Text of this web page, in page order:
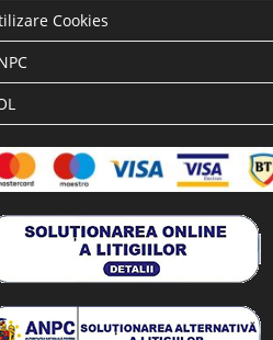
36.30lei 14.74lei
Adaugă în coș
REDUCERI!